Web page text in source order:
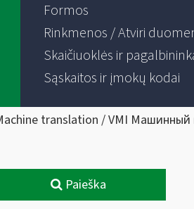
Formos
Rinkmenos / Atviri
Skaičiuoklės ir
Sąskaitos ir įmokų kodai
translation / VMI
Paieška